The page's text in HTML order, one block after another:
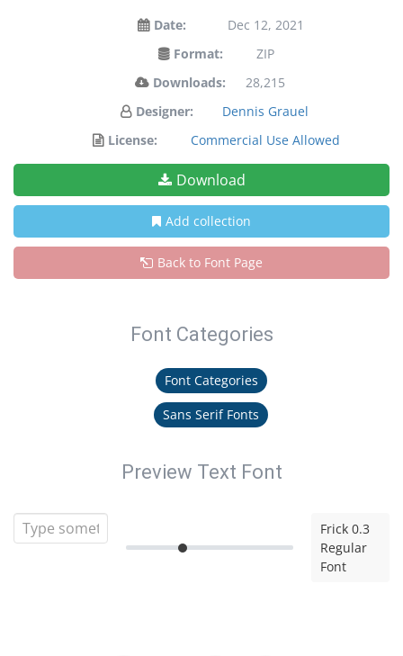
Date:
Dec 12, 2021
Format:
ZIP
Downloads:
28,215
Designer:
Dennis Grauel
License:
Commercial Use Allowed
Download
Add collection
Back to Font Page
Font Categories
Font Categories
Sans Serif Fonts
Preview Text Font
Frick 0.3
Regular
Font